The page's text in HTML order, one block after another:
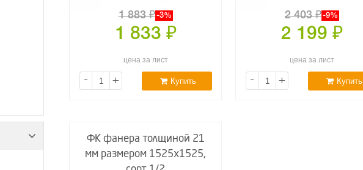
1 883₽ -3%
1 833 ₽
цена за лист
- + Купить
2 403₽ -9%
2 199 ₽
цена за лист
- + Купить
ФК фанера толщиной 21
мм размером 1525х1525,